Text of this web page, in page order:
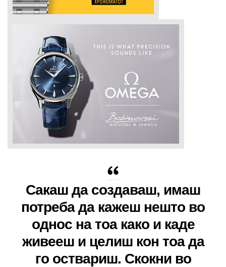
Сакаш да создаваш, имаш
потреба да кажеш нешто во
однос на тоа како и каде
живееш и целиш кон тоа да
го оствариш. Скокни во